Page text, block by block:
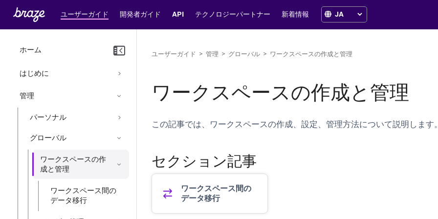
ユーザーガイド 開発者ガイド API テクノロジーパートナー 新着情報
ホーム
はじめに
管理
パーソナル
グローバル
ワークスペースの作
成と管理
ワークスペース間の
データ移行
ユーザーガイド > 管理 > グローバル > ワークスペースの作成と管理
ワークスペースの作成と管理
この記事では、ワークスペースの作成、設定、管理方法について説明します。
セクション記事
ワークスペース間の
データ移行